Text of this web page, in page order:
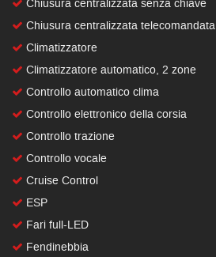
Chiusura centralizzata senza chiave
Chiusura centralizzata telecomandata
Climatizzatore
Climatizzatore automatico, 2 zone
Controllo automatico clima
Controllo elettronico della corsia
Controllo trazione
Controllo vocale
Cruise Control
ESP
Fari full-LED
Fendinebbia